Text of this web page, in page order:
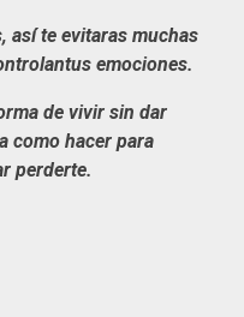
así te evitaras muchas
emociones.
de vivir sin dar
como hacer para
perderte.